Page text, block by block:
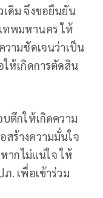
เดิม จึงขอยืนยัน
ทพมหานคร ให้
วามชัดเจนว่าเป็น
ให้เกิดการตัดสิน
บตึกให้เกิดความ
สร้างความมั่นใจ
ากไม่แน่ใจ ให้
. เพื่อเข้าร่วม